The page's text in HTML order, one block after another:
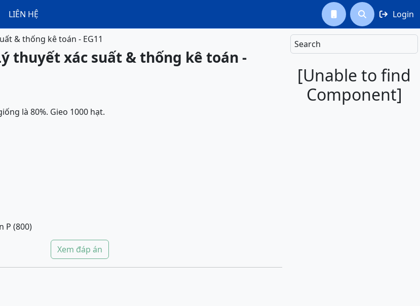
LIÊN HỆ   Login
Search
[Unable to find
Component]
& thống kê toán - EG11
thuyết xác suất & thống kê toán -
là 80%. Gieo 1000 hạt.
P (800)
Xem đáp án